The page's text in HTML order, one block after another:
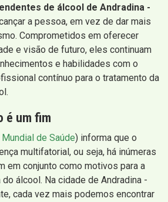
de álcool de Andradina -
a pessoa, em vez de dar mais
Comprometidos em oferecer
e visão de futuro, eles continuam
e habilidades com o
contínuo para o tratamento da
é um fim
de Saúde) informa que o
multifatorial, ou seja, há inúmeras
em conjunto como motivos para a
álcool. Na cidade de Andradina -
cada vez mais podemos encontrar